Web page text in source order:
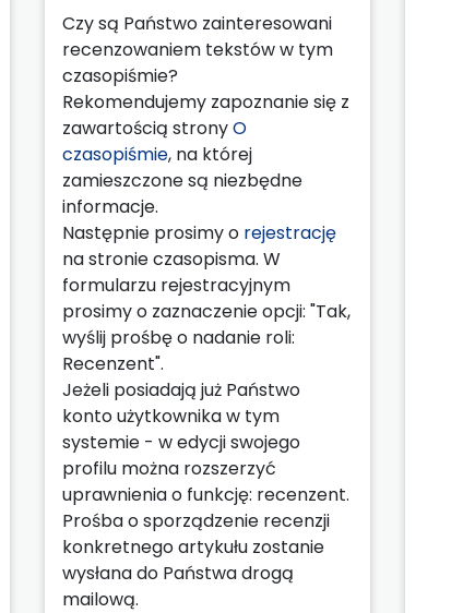
Czy są Państwo zainteresowani
recenzowaniem tekstów w tym
czasopiśmie?
Rekomendujemy zapoznanie się z
zawartością stronyO
czasopiśmie, na której
zamieszczone są niezbędne
informacje.
Następnie prosimy o rejestrację
na stronie czasopisma. W
formularzu rejestracyjnym
prosimy o zaznaczenie opcji: "Tak,
wyślij prośbę o nadanie roli:
Recenzent".
Jeżeli posiadają już Państwo
konto użytkownika w tym
systemie - w edycji swojego
profilu można rozszerzyć
uprawnienia o funkcję: recenzent.
Prośba o sporządzenie recenzji
konkretnego artykułu zostanie
wysłana do Państwa drogą
mailową.